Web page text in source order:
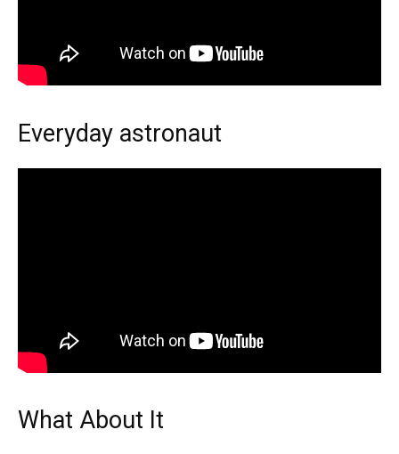
Everyday astronaut
What About It